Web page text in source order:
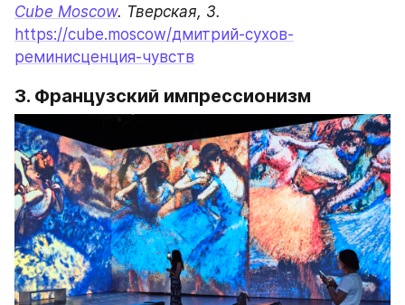
Cube Moscow. Тверская, 3.
https://cube.moscow/дмитрий-сухов-
реминисценция-чувств
3. Французский импрессионизм